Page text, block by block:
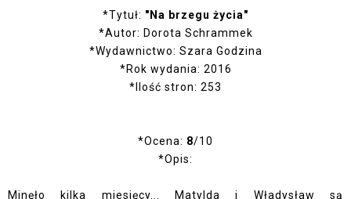
*Tytuł: "Na brzegu życia"
*Autor: Dorota Schrammek
*Wydawnictwo: Szara Godzina
*Rok wydania: 2016
*Ilość stron: 253
*Ocena: 8/10
*Opis:
Minęło kilka miesięcy... Matylda i Władysław są